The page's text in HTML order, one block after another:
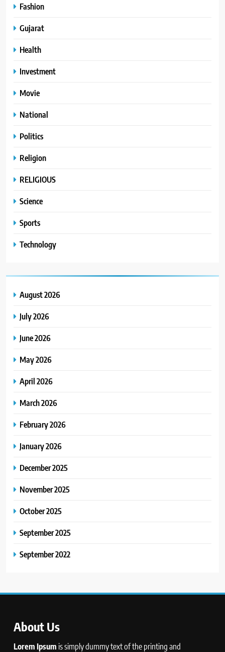
Fashion
Gujarat
Health
Investment
Movie
National
Politics
Religion
RELIGIOUS
Science
Sports
Technology
August 2026
July 2026
June 2026
May 2026
April 2026
March 2026
February 2026
January 2026
December 2025
November 2025
October 2025
September 2025
September 2022
About Us
Lorem Ipsum is simply dummy text of the printing and